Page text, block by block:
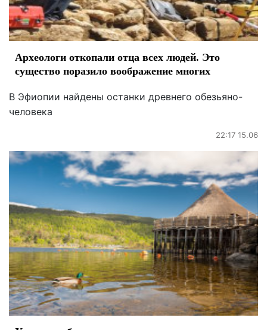
Археологи откопали отца всех людей. Это
существо поразило воображение многих
В Эфиопии найдены останки древнего обезьяно-
человека
22:17 15.06